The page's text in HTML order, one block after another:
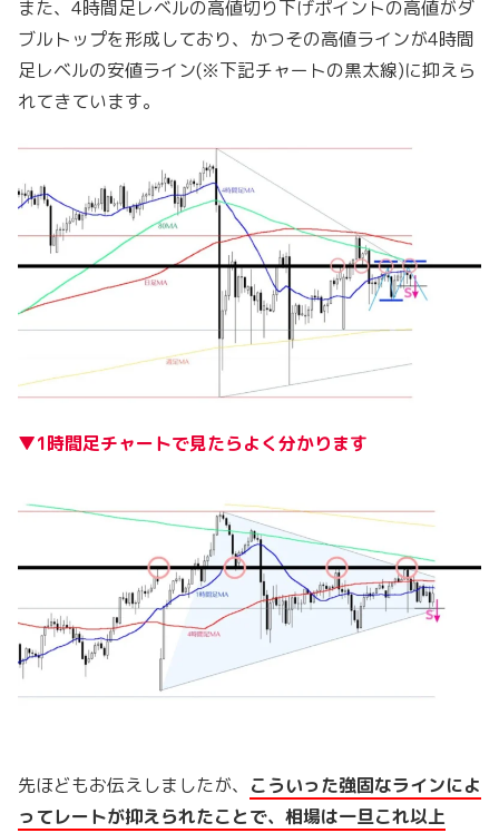
また、4時間足レベルの高値切り下げポイントの高値がダ
ブルトップを形成しており、かつその高値ラインが4時間
足レベルの安値ライン(※下記チャートの黒太線)に抑えら
れてきています。
▼1時間足チャートで見たらよく分かります
先ほどもお伝えしましたが、 こういった強固なラインによ
ってレートが抑えられたことで、相場は一旦これ以上